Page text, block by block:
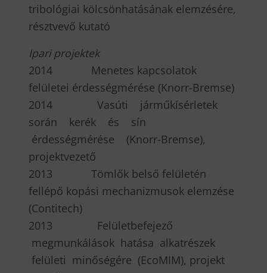
tribológiai kölcsönhatásának elemzésére,
résztvevő kutató
Ipari projektek
2014 Menetes kapcsolatok
felületei érdességmérése (Knorr-Bremse)
2014 Vasúti járműkísérletek
során kerék és sín
érdességmérése (Knorr-Bremse),
projektvezető
2013 Tömlők belső felületén
fellépő kopási mechanizmusok elemzése
(Contitech)
2013 Felületbefejező
megmunkálások hatása alkatrészek
felületi minőségére (EcoMIM), projekt